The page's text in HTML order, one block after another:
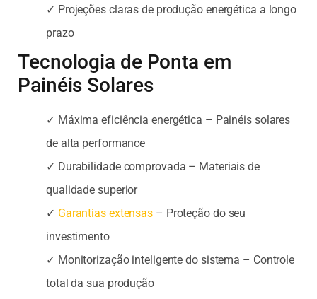
✓ Projeções claras de produção energética a longo
prazo
Tecnologia de Ponta em
Painéis Solares
✓ Máxima eficiência energética – Painéis solares
de alta performance
✓ Durabilidade comprovada – Materiais de
qualidade superior
✓ Garantias extensas – Proteção do seu
investimento
✓ Monitorização inteligente do sistema – Controle
total da sua produção